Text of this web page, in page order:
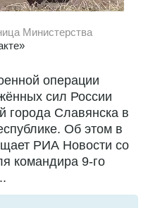
Министерства
операции
сил России
города Славянска в
Об этом в
РИА Новости со
командира 9-го